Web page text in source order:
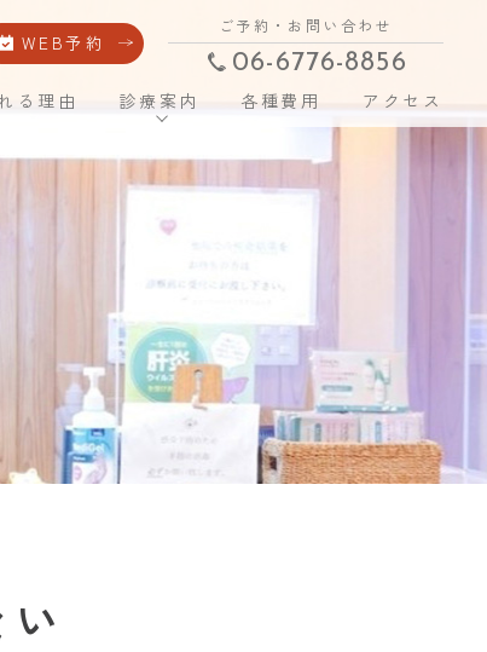
WEB予約
ご予約・お問い合わせ
06-6776-8856
る理由 診療案内 各種費用 アクセス